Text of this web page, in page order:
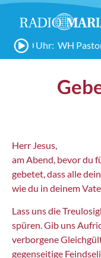
01:00 Uhr: WH
Herr Jesus,
am Abend, bevor du
gebetet, dass alle
wie du in deinem
Lass uns die
spüren. Gib uns
verborgene
gegenseitige